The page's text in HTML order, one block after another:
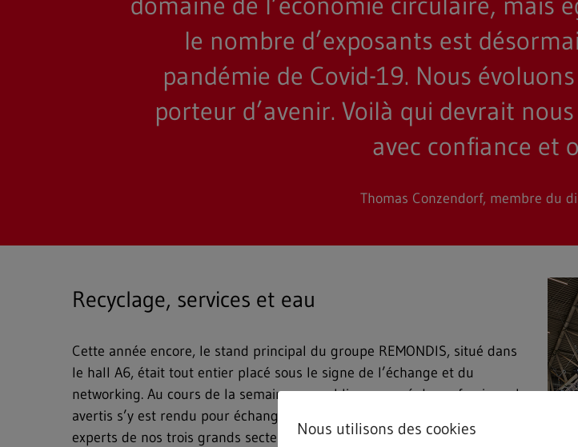
le nombre d’exposants est
pandémie de Covid-19. Nous
porteur d’avenir. Voilà qui devrait
avec confiance et
Thomas Conzendorf, membre du
Recyclage, services et eau
Cette année encore, le stand principal du groupe REMONDIS, situé dans
le hall A6, était tout entier placé sous le signe de l’échange et du
networking. Au cours de la semaine, un public composé de professionnels
avertis s’y est rendu pour échanger de manière approfondie avec les
experts de nos trois grands secteurs d’activité : le recyclage, les services
Nous utilisons des cookies